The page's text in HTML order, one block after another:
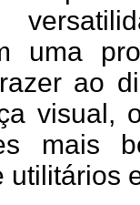
uma
ao
visual,
mais
utilitários